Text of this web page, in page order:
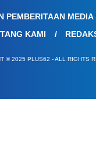
PEMBERITAAN MEDIA
KAMI
© 2025 PLUS62 - ALL RIGHTS